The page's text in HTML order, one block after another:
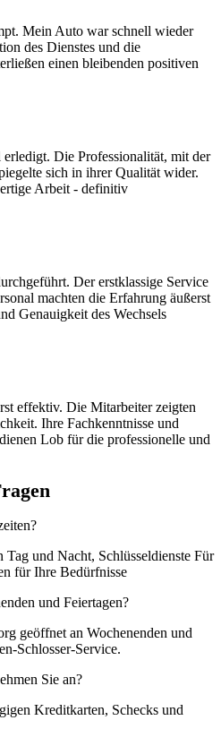
Mein Auto war schnell wieder
des Dienstes und die
einen bleibenden positiven
Die Professionalität, mit der
sich in ihrer Qualität wider.
Arbeit - definitiv
Der erstklassige Service
machten die Erfahrung äußerst
Genauigkeit des Wechsels
effektiv. Die Mitarbeiter zeigten
Ihre Fachkenntnisse und
Lob für die professionelle und
Tag und Nacht, Schlüsseldienste Für
für Ihre Bedürfnisse
und Feiertagen?
geöffnet an Wochenenden und
Schlosser-Service.
Sie an?
Kreditkarten, Schecks und